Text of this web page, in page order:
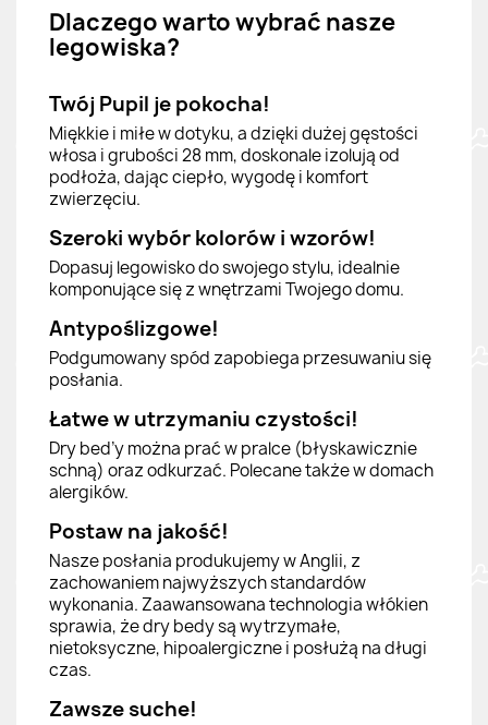
Dlaczego warto wybrać nasze
legowiska?
Twój Pupil je pokocha!
Miękkie i miłe w dotyku, a dzięki dużej gęstości
włosa i grubości 28 mm, doskonale izolują od
podłoża, dając ciepło, wygodę i komfort
zwierzęciu.
Szeroki wybór kolorów i wzorów!
Dopasuj legowisko do swojego stylu, idealnie
komponujące się z wnętrzami Twojego domu.
Antypoślizgowe!
Podgumowany spód zapobiega przesuwaniu się
posłania.
Łatwe w utrzymaniu czystości!
Dry bed’y można prać w pralce (błyskawicznie
schną) oraz odkurzać. Polecane także w domach
alergików.
Postaw na jakość!
Nasze posłania produkujemy w Anglii, z
zachowaniem najwyższych standardów
wykonania. Zaawansowana technologia włókien
sprawia, że dry bedy są wytrzymałe,
nietoksyczne, hipoalergiczne i posłużą na długi
czas.
Zawsze suche!